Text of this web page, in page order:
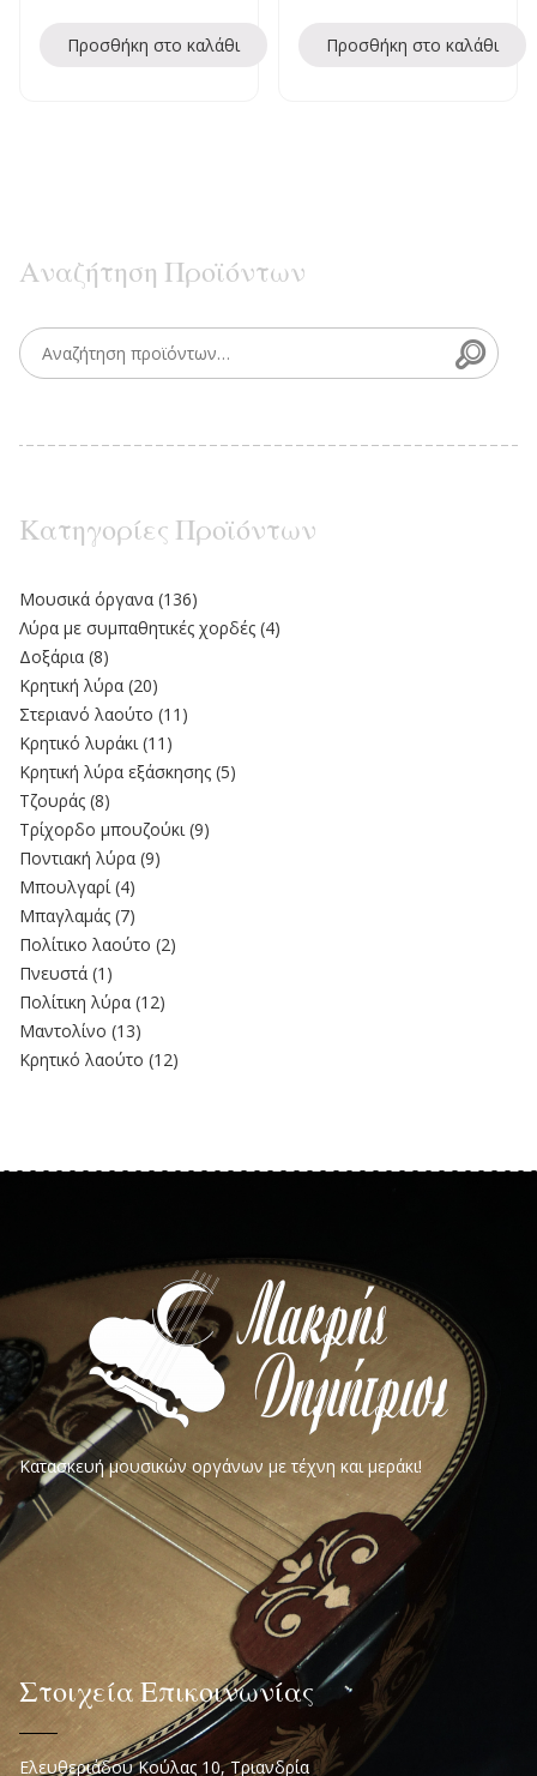
Προσθήκη στο καλάθι Προσθήκη στο καλάθι
Αναζήτηση Προϊόντων
Search for:
Κατηγορίες Προϊόντων
Moυσικά όργανα (136)
Λύρα με συμπαθητικές χορδές (4)
Δοξάρια (8)
Κρητική λύρα (20)
Στεριανό λαούτο (11)
Kρητικό λυράκι (11)
Κρητική λύρα εξάσκησης (5)
Τζουράς (8)
Τρίχορδο μπουζούκι (9)
Ποντιακή λύρα (9)
Μπουλγαρί (4)
Μπαγλαμάς (7)
Πολίτικο λαούτο (2)
Πνευστά (1)
Πολίτικη λύρα (12)
Μαντολίνο (13)
Κρητικό λαούτο (12)
Κατασκευή μουσικών οργάνων με τέχνη και μεράκι!
Στοιχεία Επικοινωνίας
Ελευθεριάδου Κούλας 10, Τριανδρία